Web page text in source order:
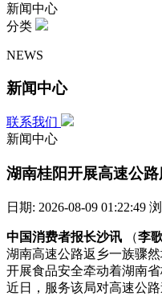
新闻中心
分类
NEWS
新闻中心
联系我们
新闻中心
湖南桂阳开展高速公
日期: 2026-08-09 01:22:49
中国消费者报长沙讯 （李
湖南高速公路返乡一族骤
开展食品安全牵动着湖南
近日，服务该局对高速公